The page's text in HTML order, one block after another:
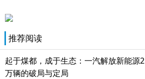
推荐阅读
起于煤都，成于生态：一汽解放新能源2
万辆的破局与定局